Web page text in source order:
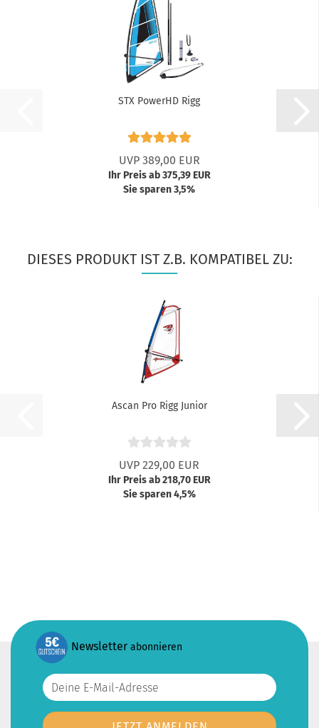
STX PowerHD Rigg
UVP 389,00 EUR
Ihr Preis ab 375,39 EUR
Sie sparen 3,5%
DIESES PRODUKT IST Z.B. KOMPATIBEL ZU:
Ascan Pro Rigg Junior
UVP 229,00 EUR
Ihr Preis ab 218,70 EUR
Sie sparen 4,5%
Newsletter abonnieren